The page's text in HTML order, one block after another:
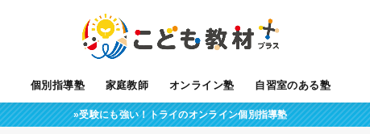
個別指導塾 家庭教師 オンライン塾 自習室のある塾
»受験にも強い！トライのオンライン個別指導塾